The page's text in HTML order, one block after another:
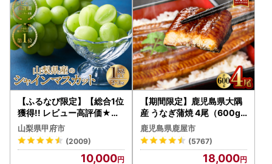
【ふるなび限定】【総合1位
獲得!! レビュー高評価★】
〈2026年度配送分〉山梨
県産 シャインマスカット 2
～3房（1.0kg以上）シャイ
ン フルーツ FN-Limited-S
山梨県甲府市
(2009)
10,000
【期間限定】鹿児島県大隅
産 うなぎ蒲焼 4尾（600g
） KN007-004-04-cp18
うなぎ 鰻 魚 惣菜 総菜
鹿児島県鹿屋市
(5767)
18,000